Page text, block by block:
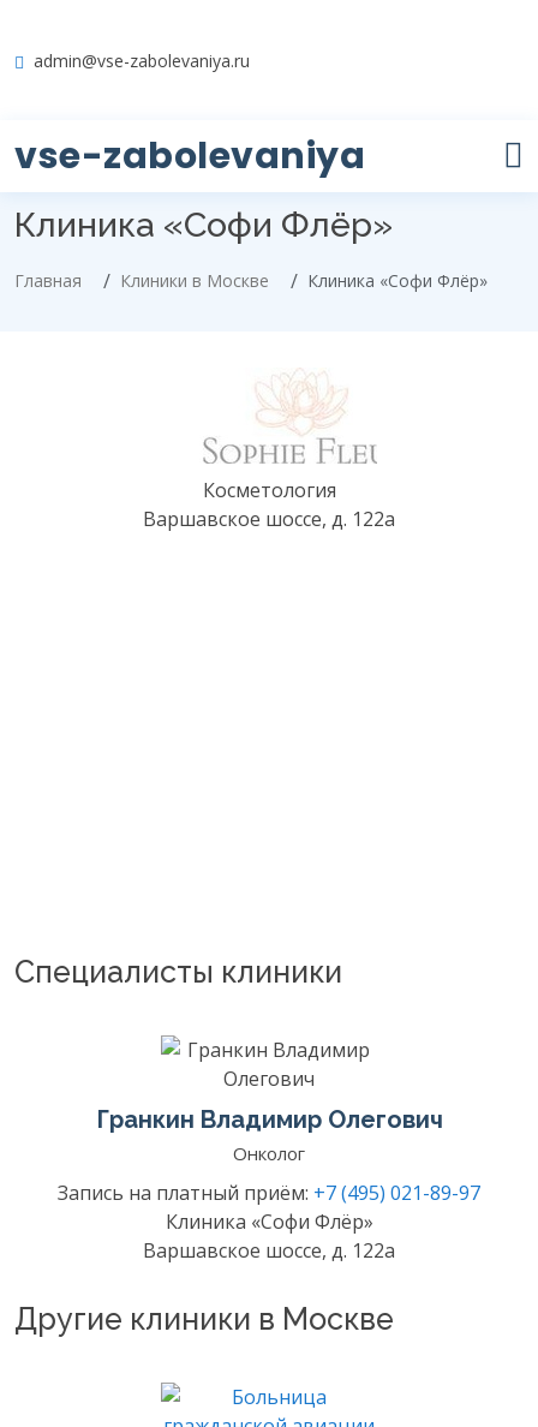
admin@vse-zabolevaniya.ru
vse-zabolevaniya
Клиника «Софи Флёр»
Главная Клиники в Москве Клиника «Софи Флёр»
Косметология
Варшавское шоссе, д. 122а
Специалисты клиники
Гранкин Владимир Олегович
Онколог
Запись на платный приём: +7 (495) 021-89-97
Клиника «Софи Флёр»
Варшавское шоссе, д. 122а
Другие клиники в Москве